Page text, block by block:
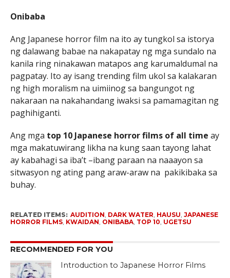
Onibaba
Ang Japanese horror film na ito ay tungkol sa istorya
ng dalawang babae na nakapatay ng mga sundalo na
kanila ring ninakawan matapos ang karumaldumal na
pagpatay. Ito ay isang trending film ukol sa kalakaran
ng high moralism na uimiinog sa bangungot ng
nakaraan na nakahandang iwaksi sa pamamagitan ng
paghihiganti.
Ang mga top 10 Japanese horror films of all time ay
mga makatuwirang likha na kung saan tayong lahat
ay kabahagi sa iba’t –ibang paraan na naaayon sa
sitwasyon ng ating pang araw-araw na pakikibaka sa
buhay.
RELATED ITEMS: AUDITION DARK WATER HAUSU JAPANESE
HORROR FILMS, KWAIDAN ONIBABA, TOP 10 UGETSU
RECOMMENDED FOR YOU
Introduction to Japanese Horror Films